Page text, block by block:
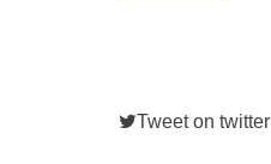
Tweet on twitter